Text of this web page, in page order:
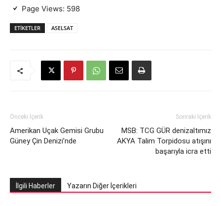
Page Views: 598
ETIKETLER ASELSAT
Önceki İçerik
Amerikan Uçak Gemisi Grubu
Güney Çin Denizi’nde
Sonraki İçerik
MSB: TCG GÜR denizaltımız
AKYA Talim Torpidosu atışını
başarıyla icra etti
İlgili Haberler Yazarın Diğer İçerikleri